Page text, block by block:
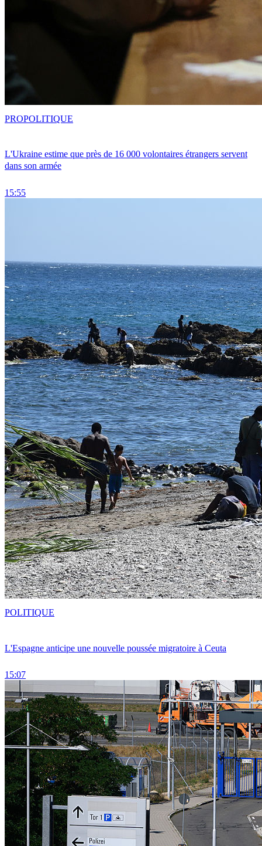
L'Ukraine estime que près de 16 000 volontaires étrangers servent
dans son armée
15:55
PROPOLITIQUE
L'Espagne anticipe une nouvelle poussée migratoire à Ceuta
15:07
POLITIQUE